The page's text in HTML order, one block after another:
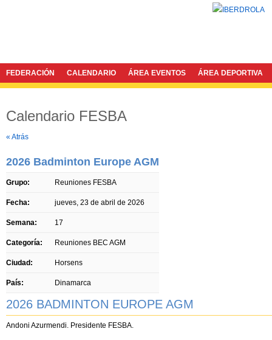
FEDERACIÓN CALENDARIO ÁREA EVENTOS ÁREA DEPORTIVA
Calendario FESBA
« Atrás
2026 Badminton Europe AGM
Grupo: Reuniones FESBA
Fecha: jueves, 23 de abril de 2026
Semana: 17
Categoría: Reuniones BEC AGM
Ciudad: Horsens
País: Dinamarca
2026 BADMINTON EUROPE AGM
Andoni Azurmendi. Presidente FESBA.